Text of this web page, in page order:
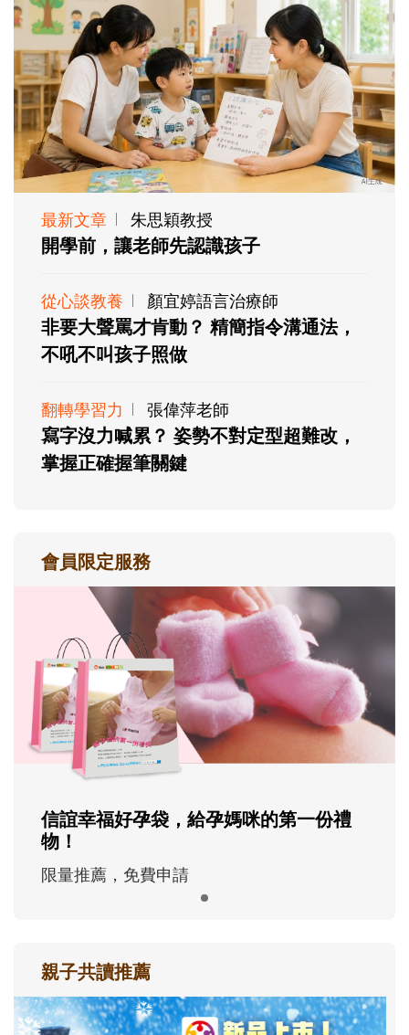
最新文章 朱思穎教授
開學前，讓老師先認識孩子
從心談教養 顏宜婷語言治療師
非要大聲罵才肯動？ 精簡指令溝通法，
不吼不叫孩子照做
翻轉學習力 張偉萍老師
寫字沒力喊累？ 姿勢不對定型超難改，
掌握正確握筆關鍵
會員限定服務
信誼幸福好孕袋，給孕媽咪的第一份禮
物！
限量推薦，免費申請
親子共讀推薦